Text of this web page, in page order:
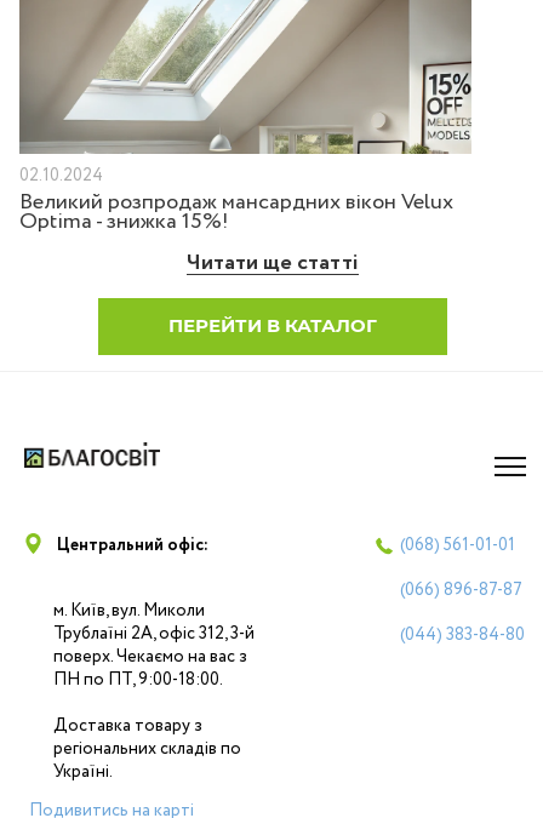
02.10.2024
Великий розпродаж мансардних вікон Velux
Optima - знижка 15%!
Читати ще статті
ПЕРЕЙТИ В КАТАЛОГ
Центральний офіс:
м. Київ, вул. Миколи
Трублаїні 2А, офіс 312, 3-й
поверх. Чекаємо на вас з
ПН по ПТ, 9:00-18:00.
Доставка товару з
регіональних складів по
Україні.
Подивитись на карті
(068) 561-01-01
(066) 896-87-87
(044) 383-84-80